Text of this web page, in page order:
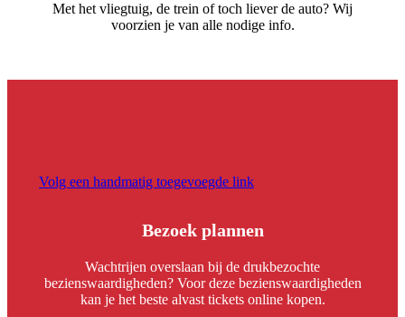
Met het vliegtuig, de trein of toch liever de auto? Wij
voorzien je van alle nodige info.
Volg een handmatig toegevoegde link
Bezoek plannen
Wachtrijen overslaan bij de drukbezochte
bezienswaardigheden? Voor deze bezienswaardigheden
kan je het beste alvast tickets online kopen.